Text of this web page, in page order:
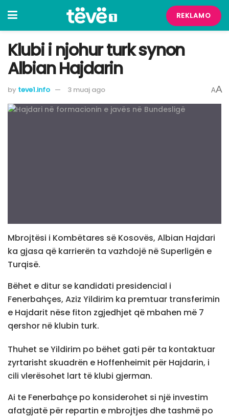
REKLAMO
Klubi i njohur turk synon
Albian Hajdarin
by teve1.info 3 muaj ago AA
Mbrojtësi i Kombëtares së Kosovës, Albian Hajdari
ka gjasa që karrierën ta vazhdojë në Superligën e
Turqisë.
Bëhet e ditur se kandidati presidencial i
Fenerbahçes, Aziz Yildirim ka premtuar transferimin
e Hajdarit nëse fiton zgjedhjet që mbahen më 7
qershor në klubin turk.
Thuhet se Yildirim po bëhet gati për ta kontaktuar
zyrtarisht skuadrën e Hoffenheimit për Hajdarin, i
cili vlerësohet lart të klubi gjerman.
Ai te Fenerbahçe po konsiderohet si një investim
afatgjatë për repartin e mbrojtjes dhe tashmë po